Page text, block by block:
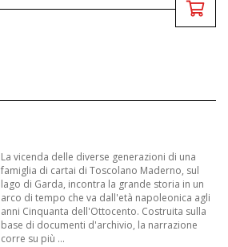
La vicenda delle diverse generazioni di una
famiglia di cartai di Toscolano Maderno, sul
lago di Garda, incontra la grande storia in un
arco di tempo che va dall'età napoleonica agli
anni Cinquanta dell'Ottocento. Costruita sulla
base di documenti d'archivio, la narrazione
corre su più ...